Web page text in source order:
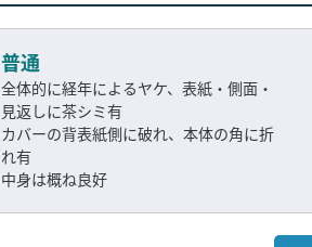
普通
全体的に経年によるヤケ、表紙・側面・
見返しに茶シミ有
カバーの背表紙側に破れ、本体の角に折
れ有
中身は概ね良好